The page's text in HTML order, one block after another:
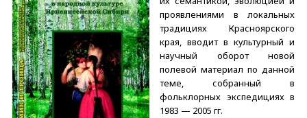
проявлениями в локальных
традициях Красноярского
края, вводит в культурный и
научный оборот новой
полевой материал по данной
теме, собранный в
фольклорных экспедициях в
1983 — 2005 гг.